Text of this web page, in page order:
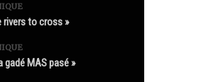
rivers to cross »
gadé MAS pasé »